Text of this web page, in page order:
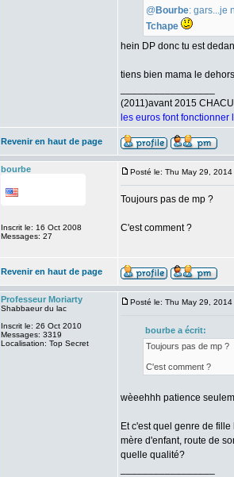
@ Bourbe: gars...je
Tchape
hein DP donc tu est
tiens bien mama le
(2011)avant 2015
les euros font fonctionner
Revenir en haut de page
bourbe
Inscrit le: 16 Oct 2008
Messages: 27
Posté le: Thu May 29,
Toujours pas de mp ?
C'est comment ?
Revenir en haut de page
Professeur Moriarty
Shabbaeur du lac
Inscrit le: 26 Oct 2010
Messages: 3319
Localisation: Top Secret
Posté le: Thu May 29,
bourbe a écrit:
Toujours pas de mp ?
C'est comment ?
wèeehhh patience
Et c'est quel genre de fille
mère d'enfant, route de
quelle qualité?